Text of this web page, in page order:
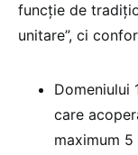
funcție de
unitare”, ci
Domeniului
care
maximum